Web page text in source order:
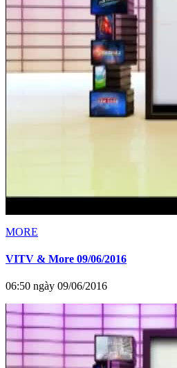
MORE
VITV & More 09/06/2016
06:50 ngày 09/06/2016